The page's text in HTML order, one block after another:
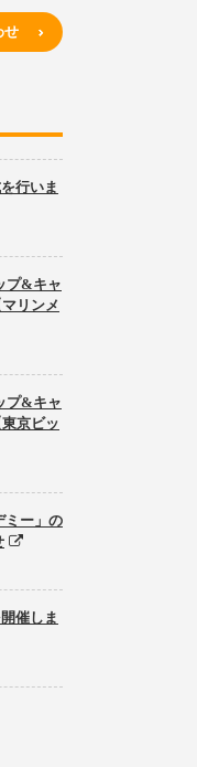
せ
行いま
プ&キャ
リンメ
プ&キャ
京ビッ
ミー」の
催しま